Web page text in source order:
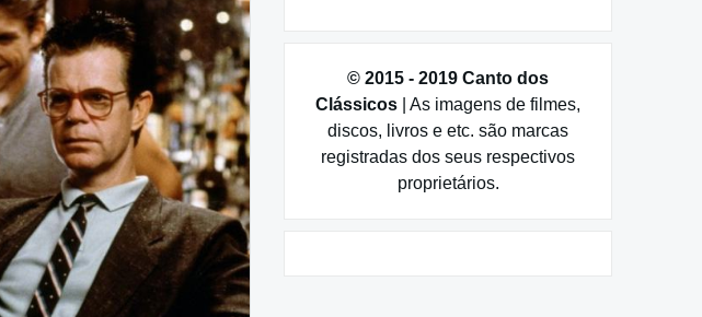
© 2015 - 2019 Canto dos
Clássicos | As imagens de filmes,
discos, livros e etc. são marcas
registradas dos seus respectivos
proprietários.